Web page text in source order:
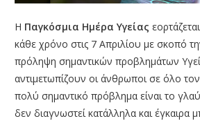
BLOG
ΕΠΙΚΟΙΝΩΝΙΑ
Η Παγκόσμια Ημέρα Υγείας
κάθε χρόνο στις 7 Απριλίου με σκοπό
πρόληψη σημαντικών προβλημάτων
αντιμετωπίζουν οι άνθρωποι σε όλο
πολύ σημαντικό πρόβλημα είναι το
δεν διαγνωστεί κατάλληλα και έγκαιρα